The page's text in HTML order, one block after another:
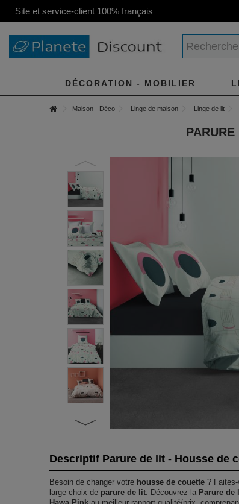
Site et service-client 100% français
DÉCORATION - MOBILIER
Maison - Déco Linge de maison Linge de lit
Descriptif Parure de lit - Housse de
Besoin de changer votre housse de couette ?
large choix de parure de lit . Découvrez la Parure de